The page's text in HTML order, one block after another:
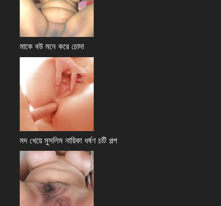
মাকে বউ মনে করে চোদা
মদ খেয়ে মুসলিম নায়িকা ধর্ষণ চটি গল্প